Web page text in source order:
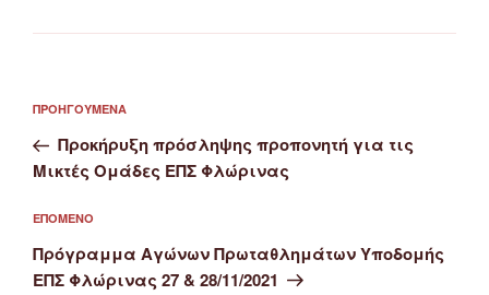
άρθρων
Προηγούμενο
άρθρο
ΠΡΟΗΓΟΎΜΕΝΑ
Προκήρυξη πρόσληψης προπονητή για τις
Μικτές Ομάδες ΕΠΣ Φλώρινας
Επόμενο
άρθρο
ΕΠΌΜΕΝΟ
Πρόγραμμα Αγώνων Πρωταθλημάτων Υποδομής
ΕΠΣ Φλώρινας 27 & 28/11/2021